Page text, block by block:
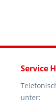
Service
unter: